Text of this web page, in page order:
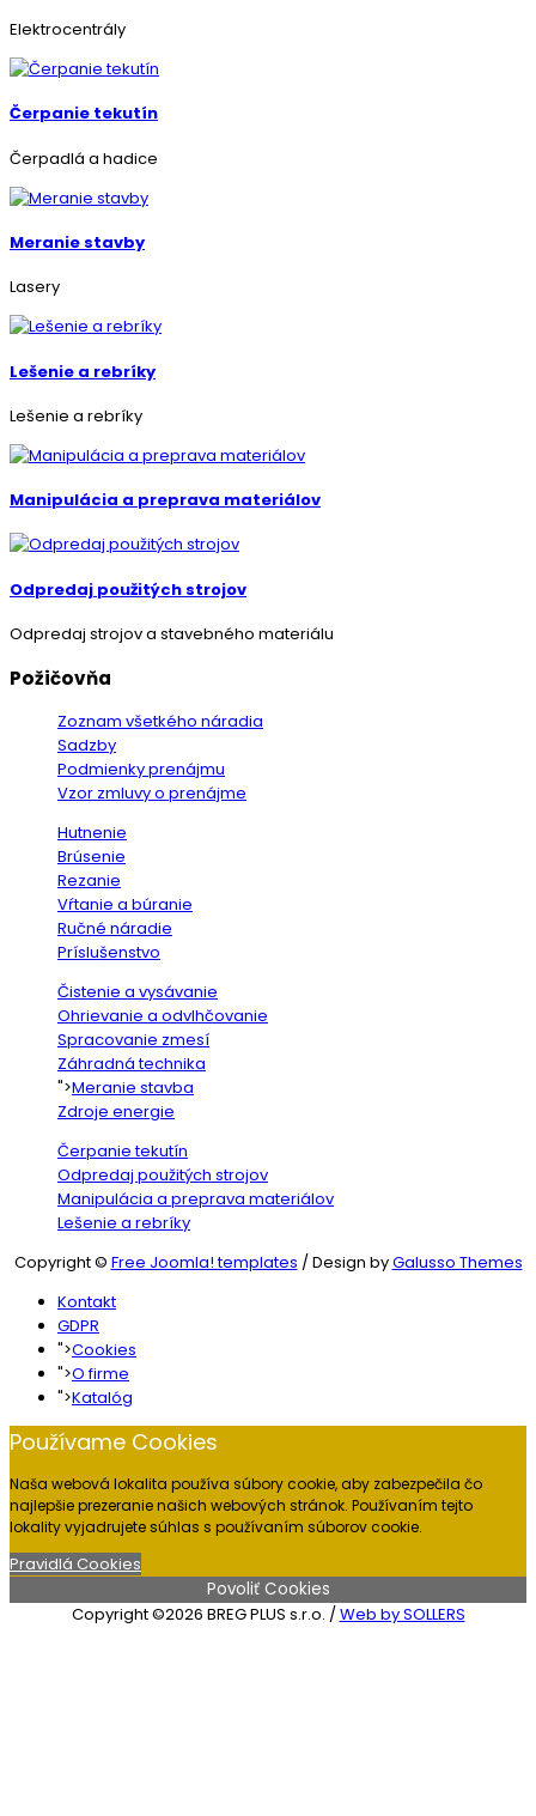
Elektrocentrály
Čerpanie tekutín
Čerpadlá a hadice
Meranie stavby
Lasery
Lešenie a rebríky
Lešenie a rebríky
Manipulácia a preprava materiálov
Odpredaj použitých strojov
Odpredaj strojov a stavebného materiálu
Požičovňa
Zoznam všetkého náradia
Sadzby
Podmienky prenájmu
Vzor zmluvy o prenájme
Hutnenie
Brúsenie
Rezanie
Vŕtanie a búranie
Ručné náradie
Príslušenstvo
Čistenie a vysávanie
Ohrievanie a odvlhčovanie
Spracovanie zmesí
Záhradná technika
">Meranie stavba
Zdroje energie
Čerpanie tekutín
Odpredaj použitých strojov
Manipulácia a preprava materiálov
Lešenie a rebríky
Copyright © Free Joomla! templates / Design byGalusso Themes
Kontakt
GDPR
">Cookies
">O firme
">Katalóg
Používame Cookies
Naša webová lokalita používa súbory cookie, aby zabezpečila čo
najlepšie prezeranie našich webových stránok. Používaním tejto
lokality vyjadrujete súhlas s používaním súborov cookie.
Pravidlá Cookies
Povoliť Cookies
Copyright ©2026 BREG PLUS s.r.o. / Web by SOLLERS